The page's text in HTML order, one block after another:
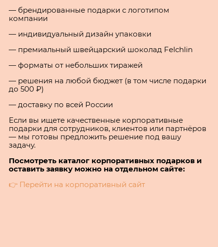
— брендированные подарки с логотипом
компании
— индивидуальный дизайн упаковки
— премиальный швейцарский шоколад Felchlin
— форматы от небольших тиражей
— решения на любой бюджет (в том числе подарки
до 500 ₽)
— доставку по всей России
Если вы ищете качественные корпоративные
подарки для сотрудников, клиентов или партнёров
— мы готовы предложить решение под вашу
задачу.
Посмотреть каталог корпоративных подарков и
оставить заявку можно на отдельном сайте:
👉 Перейти на корпоративный сайт